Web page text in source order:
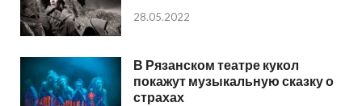
28.05.2022
В Рязанском театре кукол
покажут музыкальную сказку о
страхах